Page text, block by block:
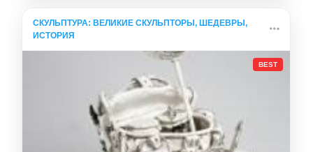
СКУЛЬПТУРА: ВЕЛИКИЕ СКУЛЬПТОРЫ, ШЕДЕВРЫ,
ИСТОРИЯ
BEST